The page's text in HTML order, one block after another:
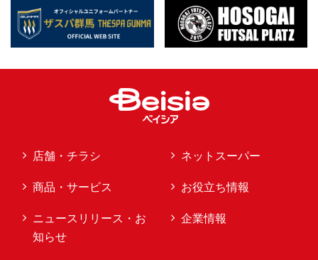
店舗・チラシ ネットスーパー
商品・サービス お役立ち情報
ニュースリリース・お
知らせ
企業情報